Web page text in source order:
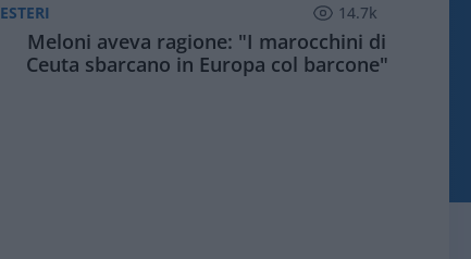
ESTERI 14.7k
Meloni aveva ragione: "I marocchini di
Ceuta sbarcano in Europa col barcone"